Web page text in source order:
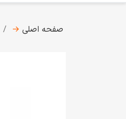
صفحه اصلی →